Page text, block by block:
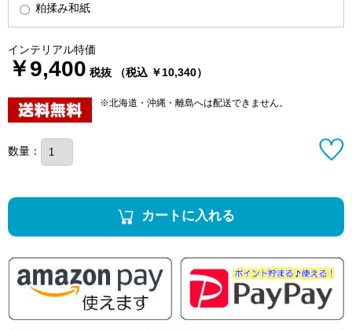
粕揉み和紙
インテリアル特価
￥9,400 税抜 （税込 ￥10,340）
※北海道・沖縄・離島へは配送できません。
数量：
カートに入れる